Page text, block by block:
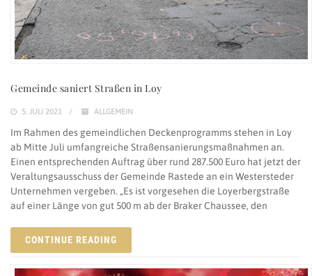
Gemeinde saniert Straßen in Loy
5. JULI 2021 ALLGEMEIN
Im Rahmen des gemeindlichen Deckenprogramms stehen in Loy
ab Mitte Juli umfangreiche Straßensanierungsmaßnahmen an.
Einen entsprechenden Auftrag über rund 287.500 Euro hat jetzt der
Veraltungsausschuss der Gemeinde Rastede an ein Westersteder
Unternehmen vergeben. „Es ist vorgesehen die Loyerbergstraße
auf einer Länge von gut 500 m ab der Braker Chaussee, den
CONTINUE READING